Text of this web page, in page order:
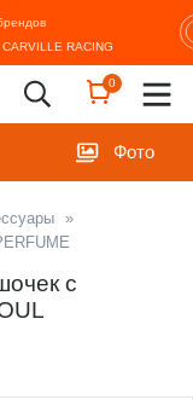
RACING
0
Фото
»
с